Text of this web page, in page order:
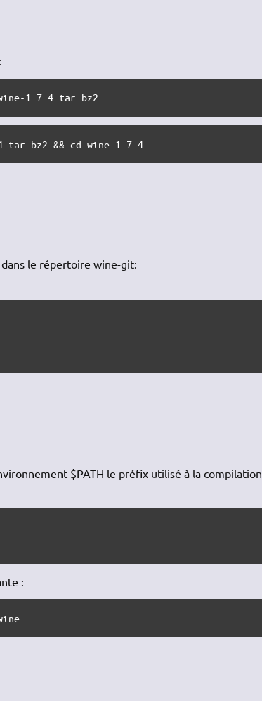
1.7.4.tar.bz2
&& cd wine-1.7.4
le répertoire wine-git:
$PATH le préfix utilisé à la compilation
: